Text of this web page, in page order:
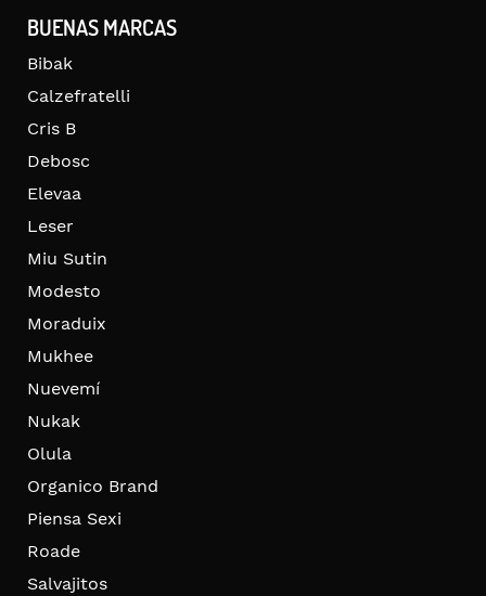
BUENAS MARCAS
Bibak
Calzefratelli
Cris B
Debosc
Elevaa
Leser
Miu Sutin
Modesto
Moraduix
Mukhee
Nuevemí
Nukak
Olula
Organico Brand
Piensa Sexi
Roade
Salvajitos